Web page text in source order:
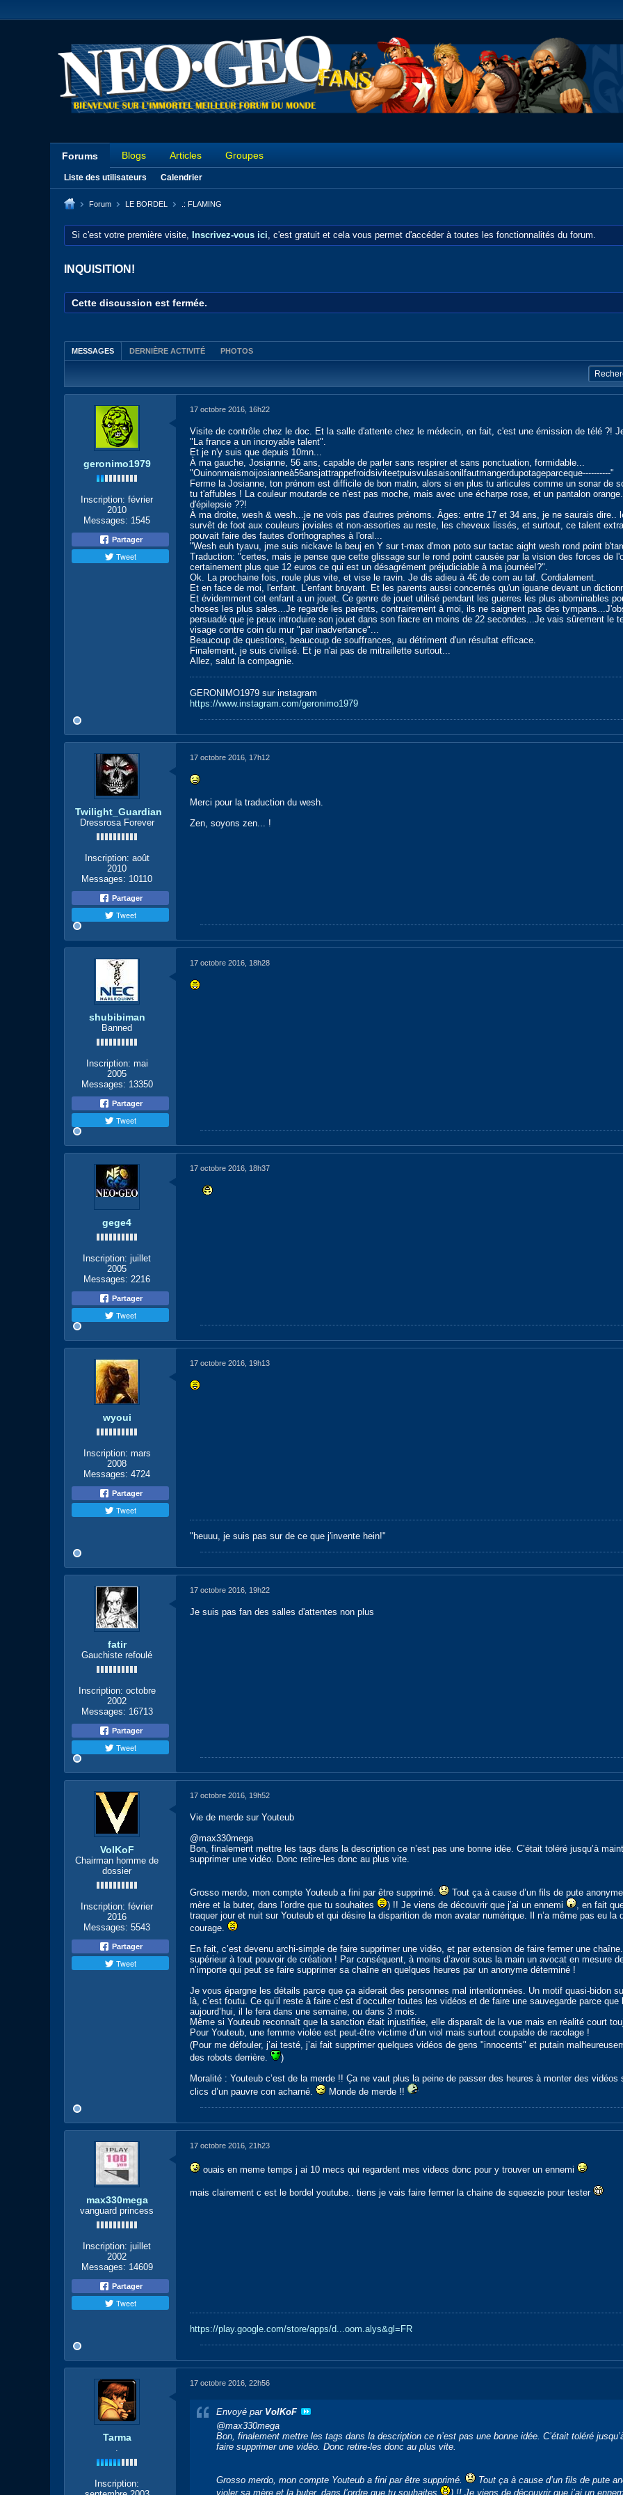
Forums Blogs Articles Groupes
Liste des utilisateurs Calendrier
Forum LE BORDEL .: FLAMING
Si c'est votre première visite, Inscrivez-vous ici, c'est gratuit et cela vous permet d'accéder à toutes les fonctionnalités du forum.
INQUISITION!
Cette discussion est fermée.
MESSAGES DERNIÈRE ACTIVITÉ PHOTOS
geronimo1979
Inscription: février
2010
Messages: 1545
Partager
Tweet
17 octobre 2016, 16h22
Visite de contrôle chez le doc. Et la salle d'attente chez le médecin, en fait, c'est une émission de télé ?!
"La france a un incroyable talent".
Et je n'y suis que depuis 10mn...
À ma gauche, Josianne, 56 ans, capable de parler sans respirer et sans ponctuation, formidable...
"Ouinonmaismoijosianneà56ansjattrappefroidsiviteetpuisvulasaisonilfautmangerdupotageparceque----------"
Ferme la Josianne, ton prénom est difficile de bon matin, alors si en plus tu articules comme un sonar de
tu t'affubles ! La couleur moutarde ce n'est pas moche, mais avec une écharpe rose, et un pantalon
d'épilepsie ??!
À ma droite, wesh & wesh...je ne vois pas d'autres prénoms. Âges: entre 17 et 34 ans, je ne saurais
survêt de foot aux couleurs joviales et non-assorties au reste, les cheveux lissés, et surtout, ce talent
pouvait faire des fautes d'orthographes à l'oral...
"Wesh euh tyavu, jme suis nickave la beuj en Y sur t-max d'mon poto sur tactac aight wesh rond point
Traduction: "certes, mais je pense que cette glissage sur le rond point causée par la vision des forces de
certainement plus que 12 euros ce qui est un désagrément préjudiciable à ma journée!?".
Ok. La prochaine fois, roule plus vite, et vise le ravin. Je dis adieu à 4€ de com au taf. Cordialement.
Et en face de moi, l'enfant. L'enfant bruyant. Et les parents aussi concernés qu'un iguane devant un
Et évidemment cet enfant a un jouet. Ce genre de jouet utilisé pendant les guerres les plus abominables
choses les plus sales...Je regarde les parents, contrairement à moi, ils ne saignent pas des
persuadé que je peux introduire son jouet dans son fiacre en moins de 22 secondes...Je vais sûrement le
visage contre coin du mur "par inadvertance"...
Beaucoup de questions, beaucoup de souffrances, au détriment d'un résultat efficace.
Finalement, je suis civilisé. Et je n'ai pas de mitraillette surtout...
Allez, salut la compagnie.
GERONIMO1979 sur instagram
https://www.instagram.com/geronimo1979
Twilight_Guardian
Dressrosa Forever
Inscription: août
2010
Messages: 10110
Partager
Tweet
17 octobre 2016, 17h12
Merci pour la traduction du wesh.
Zen, soyons zen... !
shubibiman
Banned
Inscription: mai
2005
Messages: 13350
Partager
Tweet
17 octobre 2016, 18h28
gege4
Inscription: juillet
2005
Messages: 2216
Partager
Tweet
17 octobre 2016, 18h37
wyoui
Inscription: mars
2008
Messages: 4724
Partager
Tweet
17 octobre 2016, 19h13
"heuuu, je suis pas sur de ce que j'invente hein!"
fatir
Gauchiste refoulé
Inscription: octobre
2002
Messages: 16713
Partager
Tweet
17 octobre 2016, 19h22
Je suis pas fan des salles d'attentes non plus
VolKoF
Chairman homme de
dossier
Inscription: février
2016
Messages: 5543
Partager
Tweet
17 octobre 2016, 19h52
Vie de merde sur Youteub
@max330mega
Bon, finalement mettre les tags dans la description ce n’est pas une bonne idée. C’était toléré jusqu’à
supprimer une vidéo. Donc retire-les donc au plus vite.
Grosso merdo, mon compte Youteub a fini par être supprimé. Tout ça à cause d’un fils de pute
mère et la buter, dans l’ordre que tu souhaites
) !! Je viens de découvrir que j’ai un ennemi
, en fait
traquer jour et nuit sur Youteub et qui désire la disparition de mon avatar numérique. Il n’a même pas eu
courage.
En fait, c’est devenu archi-simple de faire supprimer une vidéo, et par extension de faire fermer une
supérieur à tout pouvoir de création ! Par conséquent, à moins d’avoir sous la main un avocat en mesure
n’importe qui peut se faire supprimer sa chaîne en quelques heures par un anonyme déterminé !
Je vous épargne les détails parce que ça aiderait des personnes mal intentionnées. Un motif quasi-bidon
là, c’est foutu. Ce qu’il reste à faire c’est d’occulter toutes les vidéos et de faire une sauvegarde parce
aujourd’hui, il le fera dans une semaine, ou dans 3 mois.
Même si Youteub reconnaît que la sanction était injustifiée, elle disparaît de la vue mais en réalité court
Pour Youteub, une femme violée est peut-être victime d’un viol mais surtout coupable de racolage !
(Pour me défouler, j’ai testé, j’ai fait supprimer quelques vidéos de gens "innocents" et putain
des robots derrière.
)
Moralité : Youteub c’est de la merde !! Ça ne vaut plus la peine de passer des heures à monter des
clics d’un pauvre con acharné.
Monde de merde !!
max330mega
vanguard princess
Inscription: juillet
2002
Messages: 14609
Partager
Tweet
17 octobre 2016, 21h23
ouais en meme temps j ai 10 mecs qui regardent mes videos donc pour y trouver un ennemi
mais clairement c est le bordel youtube.. tiens je vais faire fermer la chaine de squeezie pour tester
https://play.google.com/store/apps/d...oom.alys&gl=FR
Tarma
.
Inscription:
17 octobre 2016, 22h56
Envoyé par VolKoF
@max330mega
Bon, finalement mettre les tags dans la description ce n’est pas une bonne idée. C’était toléré
faire supprimer une vidéo. Donc retire-les donc au plus vite.
Grosso merdo, mon compte Youteub a fini par être supprimé. Tout ça à cause d’un fils de pute
violer sa mère et la buter, dans l’ordre que tu souhaites
) !! Je viens de découvrir que j’ai un